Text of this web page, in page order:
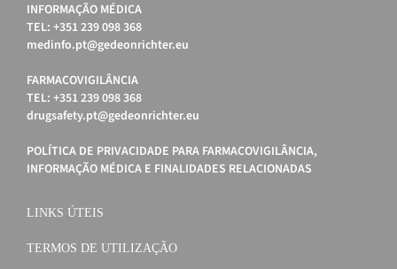
INFORMAÇÃO MÉDICA
TEL: +351 239 098 368
medinfo.pt@gedeonrichter.eu
FARMACOVIGILÂNCIA
TEL: +351 239 098 368
drugsafety.pt@gedeonrichter.eu
POLÍTICA DE PRIVACIDADE PARA FARMACOVIGILÂNCIA,
INFORMAÇÃO MÉDICA E FINALIDADES RELACIONADAS
LINKS ÚTEIS
TERMOS DE UTILIZAÇÃO